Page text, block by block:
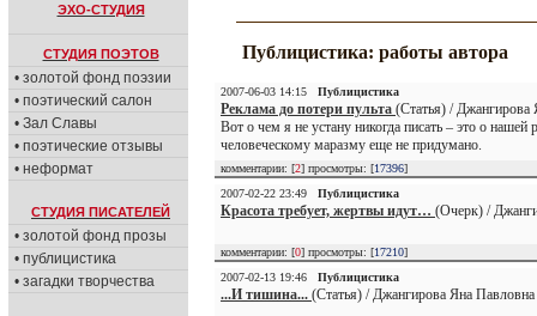
ЭХО-СТУДИЯ
СТУДИЯ ПОЭТОВ
• золотой фонд поэзии
• поэтический салон
• Зал Славы
• поэтические отзывы
• неформат
СТУДИЯ ПИСАТЕЛЕЙ
• золотой фонд прозы
• публицистика
• загадки творчества
Публицистика: работы автора
2007-06-03 14:15 Публицистика
Реклама до потери пульта (Статья) / Джангирова
Вот о чем я не устану никогда писать – это о
человеческому маразму еще не придумано.
комментарии: [2] просмотры: [17396]
2007-02-22 23:49
Публицистика
Красота требует, жертвы идут… (Очерк) /
комментарии: [0] просмотры: [17210]
2007-02-13 19:46
Публицистика
...И тишина... (Статья) / Джангирова Яна